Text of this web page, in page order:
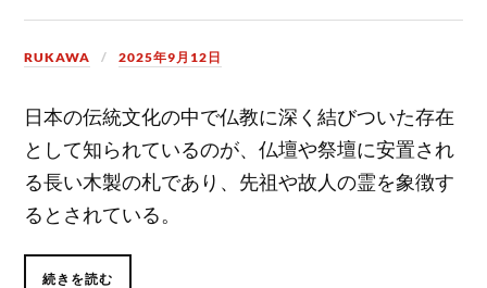
RUKAWA 2025年9月12日
日本の伝統文化の中で仏教に深く結びついた存在
として知られているのが、仏壇や祭壇に安置され
る長い木製の札であり、先祖や故人の霊を象徴す
るとされている。
続きを読む